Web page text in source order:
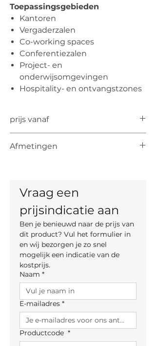
Toepassingsgebieden
Kantoren
Vergaderzalen
Co-working spaces
Conferentiezalen
Project- en
onderwijsomgevingen
Hospitality- en ontvangstzones
prijs vanaf
het artikel. De uiteindelijke prijs is
Afmetingen
Totale diepte: 65,5 cm
Zithoogte: 44-54 cm
Vraag een
prijsindicatie aan
Ben je benieuwd naar de prijs van
dit product? Vul het formulier in
en wij bezorgen je zo snel
mogelijk een indicatie van de
kostprijs.
Naam *
E-mailadres *
Productcode *